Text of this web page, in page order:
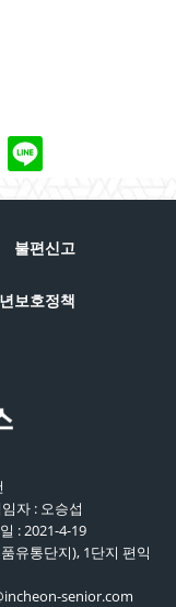
불편신고
보호정책
자 : 오승섭
: 2021-4-19
유통단지), 1단지 편익
senior.com